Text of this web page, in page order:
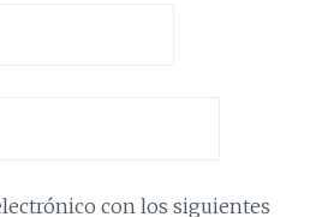
con los siguientes